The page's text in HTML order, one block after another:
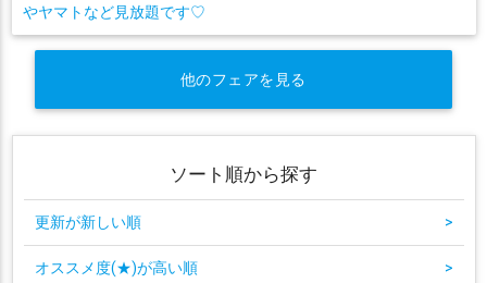
やヤマトなど見放題です♡
他のフェアを見る
ソート順から探す
更新が新しい順 >
オススメ度(★)が高い順 >